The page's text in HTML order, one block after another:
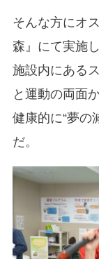
そんな方にオ
森』にて実施
施設内にある
と運動の両面
健康的に“夢の
だ。